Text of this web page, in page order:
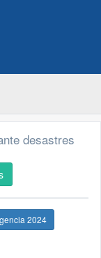
desastres
2024